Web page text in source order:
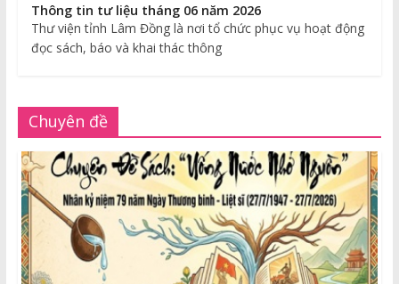
Thông tin tư liệu tháng 06 năm 2026
Thư viện tỉnh Lâm Đồng là nơi tổ chức phục vụ hoạt động
đọc sách, báo và khai thác thông
Chuyên đề